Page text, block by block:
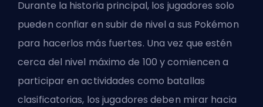
Durante la historia principal, los jugadores solo
pueden confiar en subir de nivel a sus Pokémon
para hacerlos más fuertes. Una vez que estén
cerca del nivel máximo de 100 y comiencen a
participar en actividades como batallas
clasificatorias, los jugadores deben mirar hacia